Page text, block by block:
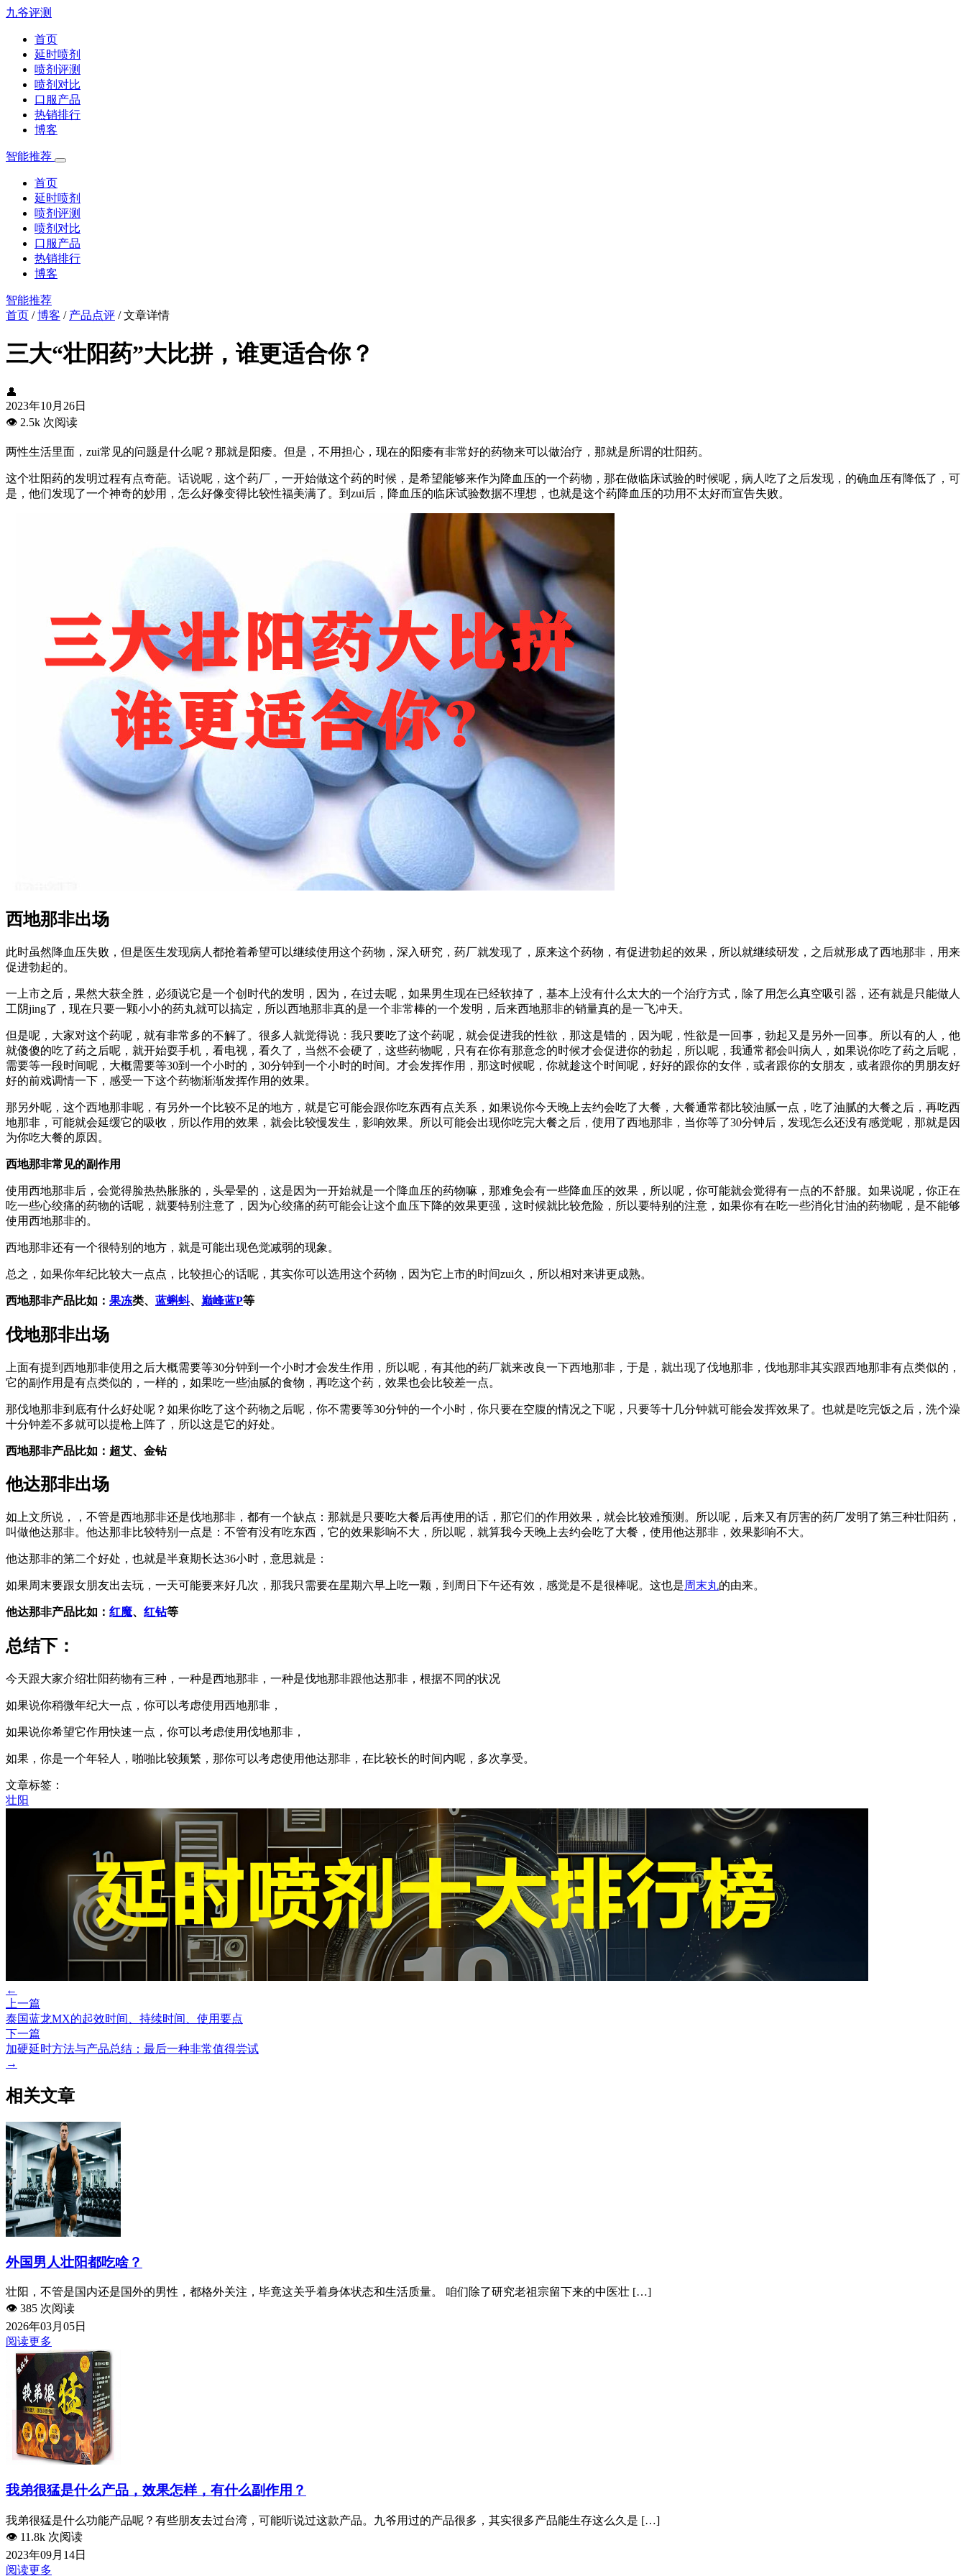
九爷评测
首页
延时喷剂
喷剂评测
喷剂对比
口服产品
热销排行
博客
智能推荐
首页
延时喷剂
喷剂评测
喷剂对比
口服产品
热销排行
博客
智能推荐
首页 /博客 / 产品点评 /文章详情
三大“壮阳药”大比拼，谁更适合你？
👤
2023年10月26日
👁️ 2.5k 次阅读
两性生活里面， zui常见的问题是什么呢？那就是阳痿。但是，不用担心， 现在的阳痿有非常好的药物来可以做治疗， 那就是所谓的壮阳药。
这个壮阳药的发明过程有点奇葩。 话说呢，这个药厂， 一开始做这个药的时候 ， 是希望能够来作为降血压的一个药物， 那在做临床试验的时候呢， 病人吃了之后发现， 的确血压有降低了， 可
是， 他们发现了一个神奇的妙用， 怎么好像变得比较性福美满了。到zui后，降血压的临床试验数据不理想，也就是这个药降血压的功用不太好而宣告失败。
西地那非出场
此时虽然降血压失败，但是医生发现病人都抢着希望可以继续使用这个药物，深入研究， 药厂就发现了， 原来这个药物， 有促进勃起的效果， 所以就继续研发， 之后就形成了西地那非，用来
促进勃起的。
一上市之后， 果然大获全胜， 必须说它是一个创时代的发明， 因为，在过去呢， 如果男生现在已经软掉了， 基本上没有什么太大的一个治疗方式， 除了用怎么真空吸引器，还有就是只能做人
工阴jing了， 现在只要一颗小小的药丸就可以搞定， 所以西地那非真的是一个非常棒的一个发明，后来西地那非的销量真的是一飞冲天。
但是呢， 大家对这个药呢， 就有非常多的不解了。 很多人就觉得说： 我只要吃了这个药呢， 就会促进我的性欲， 那这是错的，因为呢，性欲是一回事， 勃起又是另外一回事。 所以有的人， 他
就傻傻的吃了药之后呢， 就开始耍手机，看电视 ，看久了 ， 当然不会硬了， 这些药物呢， 只有在你有那意念的时候才会促进你的勃起， 所以呢， 我通常都会叫病人， 如果说你吃了药之后呢，
需要等一段时间呢， 大概需要等30到一个小时的， 30分钟到一个小时的时间。 才会发挥作用， 那这时候呢， 你就趁这个时间呢， 好好的跟你的女伴， 或者跟你的女朋友， 或者跟你的男朋友好
好的前戏调情一下， 感受一下这个药物渐渐发挥作用的效果。
那另外呢，这个西地那非呢， 有另外一个比较不足的地方， 就是它可能会跟你吃东西有点关系， 如果说你今天晚上去约会吃了大餐， 大餐通常都比较油腻一点， 吃了油腻的大餐之后， 再吃西
地那非， 可能就会延缓它的吸收， 所以作用的效果， 就会比较慢发生，影响效果。 所以可能会出现你吃完大餐之后，使用了西地那非 ，当你等了30分钟后，发现怎么还没有感觉呢， 那就是因
为你吃大餐的原因。
西地那非常见的副作用
使用西地那非后，会觉得脸热热胀胀的， 头晕晕的， 这是因为一开始就是一个降血压的药物嘛， 那难免会有一些降血压的效果， 所以呢， 你可能就会觉得有一点的不舒服。 如果说呢， 你正在
吃一些心绞痛的药物的话呢， 就要特别注意了， 因为心绞痛的药可能会让这个血压下降的效果更强，这时候就比较危险， 所以要特别的注意， 如果你有在吃一些消化甘油的药物呢， 是不能够
使用西地那非的。
西地那非还有一个很特别的地方，就是可能出现色觉减弱的现象。
总之 ，如果你年纪比较大一点点， 比较担心的话呢， 其实你可以选用这个药物， 因为它上市的时间zui久， 所以相对来讲更成熟。
西地那非产品比如： 果冻类、 蓝蝌蚪、 巅峰蓝P等
伐地那非出场
上面有提到西地那非使用之后大概需要等30分钟到一个小时才会发生作用， 所以呢， 有其他的药厂就来改良一下西地那非，于是 ， 就出现了伐地那非 ，伐地那非其实跟西地那非有点类似的，
它的副作用是有点类似的，一样的， 如果吃一些油腻的食物，再吃这个药， 效果也会比较差一点。
那伐地那非到底有什么好处呢？ 如果你吃了这个药物之后呢， 你不需要等30分钟的一个小时， 你只要在空腹的情况之下呢， 只要等十几分钟就可能会发挥效果了。也就是吃完饭之后，洗个澡
十分钟差不多就可以提枪上阵了， 所以这是它的好处。
西地那非产品比如：超艾、金钻
他达那非出场
如上文所说，， 不管是西地那非还是伐地那非， 都有一个缺点：那就是只要吃大餐后再使用的话， 那它们的作用效果， 就会比较难预测。 所以呢， 后来又有厉害的药厂发明了第三种壮阳药，
叫做他达那非。他达那非比较特别一点是： 不管有没有吃东西， 它的效果影响不大， 所以呢， 就算我今天晚上去约会吃了大餐， 使用他达那非，效果影响不大。
他达那非的第二个好处，也就是半衰期长达36小时， 意思就是：
如果周末要跟女朋友出去玩 ， 一天可能要来好几次， 那我只需要在星期六早上吃一颗， 到周日下午还有效， 感觉是不是很棒呢。这也是周末丸的由来。
他达那非产品比如： 红魔、 红钻等
总结下：
今天跟大家介绍壮阳药物有三种， 一种是西地那非， 一种是伐地那非跟他达那非， 根据不同的状况
如果说你稍微年纪大一点， 你可以考虑使用西地那非，
如果说你希望它作用快速一点， 你可以考虑使用伐地那非，
如果， 你是一个年轻人，啪啪比较频繁， 那你可以考虑使用他达那非， 在比较长的时间内呢， 多次享受。
文章标签：
壮阳
←
上一篇
泰国蓝龙MX的起效时间、持续时间、使用要点
下一篇
加硬延时方法与产品总结：最后一种非常值得尝试
→
相关文章
外国男人壮阳都吃啥？
壮阳，不管是国内还是国外的男性，都格外关注，毕竟这关乎着身体状态和生活质量。 咱们除了研究老祖宗留下来的中医壮 […]
👁️ 385 次阅读
2026年03月05日
阅读更多
我弟很猛是什么产品，效果怎样，有什么副作用？
我弟很猛是什么功能产品呢？有些朋友去过台湾，可能听说过这款产品。九爷用过的产品很多，其实很多产品能生存这么久是 […]
👁️ 11.8k 次阅读
2023年09月14日
阅读更多